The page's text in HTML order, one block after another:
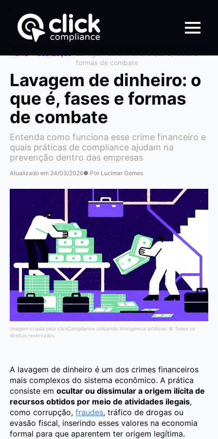
formas de combate
Lavagem de dinheiro: o
que é, fases e formas
de combate
Entenda como funciona esse crime financeiro e
quais práticas de compliance ajudam na
prevenção dentro das empresas
Atualizado em 24/03/2026● Por Lucimar Gomes
Imagem criada pela clickCompliance utilizando inteligência artificial. © Todos os
direitos reservados.
A lavagem de dinheiro é um dos crimes financeiros
mais complexos do sistema econômico. A prática
consiste em ocultar ou dissimular a origem ilícita de
recursos obtidos por meio de atividades ilegais,
como corrupção, fraudes, tráfico de drogas ou
evasão fiscal, inserindo esses valores na economia
formal para que aparentem ter origem legítima.